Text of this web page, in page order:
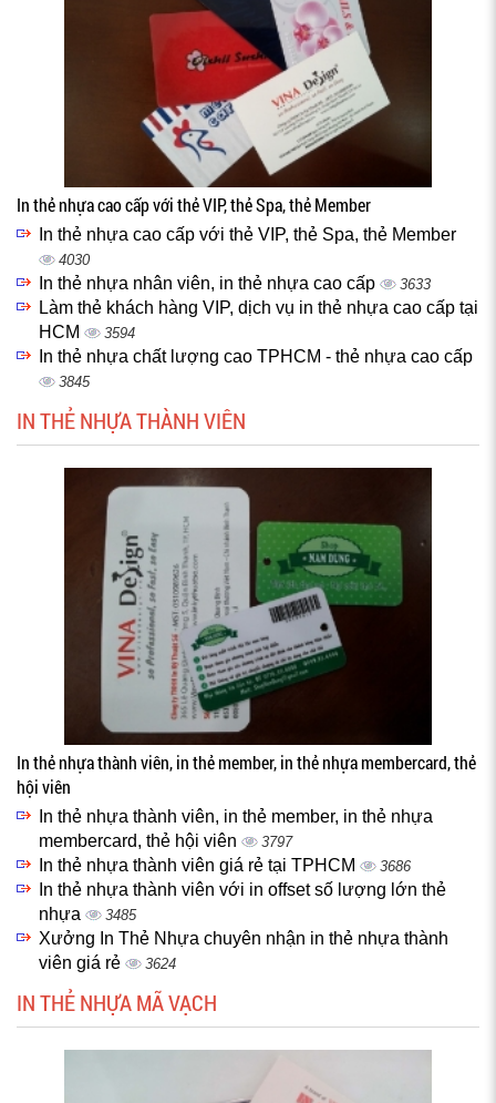
In thẻ nhựa cao cấp với thẻ VIP, thẻ Spa, thẻ Member
In thẻ nhựa cao cấp với thẻ VIP, thẻ Spa, thẻ Member
4030
In thẻ nhựa nhân viên, in thẻ nhựa cao cấp 3633
Làm thẻ khách hàng VIP, dịch vụ in thẻ nhựa cao cấp tại
HCM
3594
In thẻ nhựa chất lượng cao TPHCM - thẻ nhựa cao cấp
3845
IN THẺ NHỰA THÀNH VIÊN
In thẻ nhựa thành viên, in thẻ member, in thẻ nhựa membercard, thẻ
hội viên
In thẻ nhựa thành viên, in thẻ member, in thẻ nhựa
membercard, thẻ hội viên
3797
In thẻ nhựa thành viên giá rẻ tại TPHCM 3686
In thẻ nhựa thành viên với in offset số lượng lớn thẻ
nhựa
3485
Xưởng In Thẻ Nhựa chuyên nhận in thẻ nhựa thành
viên giá rẻ
3624
IN THẺ NHỰA MÃ VẠCH